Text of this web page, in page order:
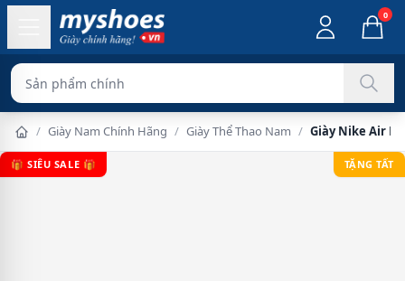
0
Sản phẩm chính hãng 100%
/ Giày Nam Chính Hãng / Giày Thể Thao Nam / Giày Nike Air
🎁 SIÊU SALE 🎁 TẶNG TẤT